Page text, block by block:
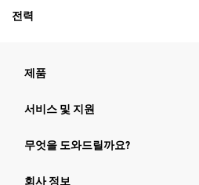
전력
제품
서비스 및 지원
무엇을 도와드릴까요?
회사 정보